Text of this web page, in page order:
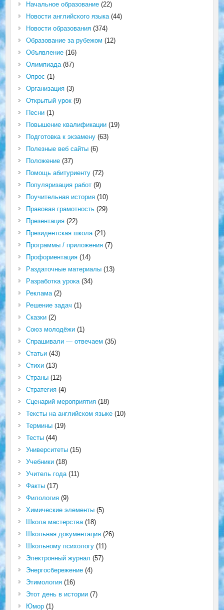
Начальное образование(22)
Новости английского языка(44)
Новости образования(374)
Образование за рубежом (12)
Объявление(16)
Олимпиада(87)
Опрос (1)
Организация(3)
Открытый урок(9)
Песни(1)
Повышение квалификации(19)
Подготовка к экзамену(63)
Полезные веб сайты(6)
Положение(37)
Помощь абитуриенту(72)
Популяризация работ(9)
Поучительная история(10)
Правовая грамотность(29)
Презентация(22)
Президентская школа(21)
Программы / приложения(7)
Профориентация(14)
Раздаточные материалы(13)
Разработка урока(34)
Реклама(2)
Решение задач (1)
Сказки(2)
Союз молодёжи(1)
Спрашивали — отвечаем (35)
Статьи(43)
Стихи(13)
Страны(12)
Стратегия(4)
Сценарий мероприятия(18)
Тексты на английском языке(10)
Термины(19)
Тесты(44)
Университеты(15)
Учебники(18)
Учитель года(11)
Факты(17)
Филология(9)
Химические элементы(5)
Школа мастерства(18)
Школьная документация(26)
Школьному психологу(11)
Электронный журнал (57)
Энергосбережение(4)
Этимология(16)
Этот день в истории(7)
Юмор(1)